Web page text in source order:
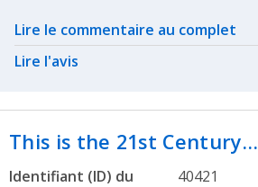
Related actions
Lire le commentaire au complet
Lire l'avis
This is the 21st Century…
Identifiant (ID) du
40421